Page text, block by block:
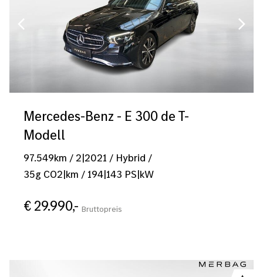
Mercedes-Benz - E 300 de T-
Modell
97.549km / 2|2021 / Hybrid /
35g CO2|km / 194|143 PS|kW
€ 29.990,- Bruttopreis